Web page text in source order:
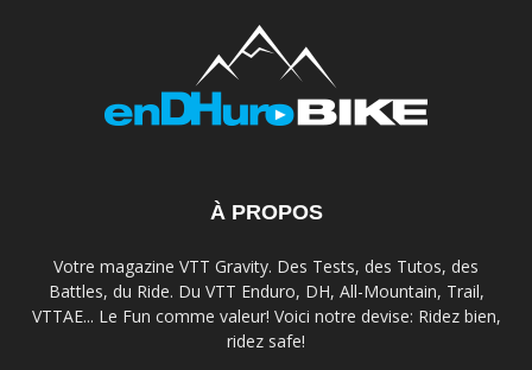
À PROPOS
Votre magazine VTT Gravity. Des Tests, des Tutos, des
Battles, du Ride. Du VTT Enduro, DH, All-Mountain, Trail,
VTTAE... Le Fun comme valeur! Voici notre devise: Ridez bien,
ridez safe!